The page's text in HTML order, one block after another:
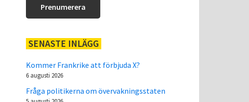
SENASTE INLÄGG
Kommer Frankrike att förbjuda X?
6 augusti 2026
Fråga politikerna om övervakningsstaten